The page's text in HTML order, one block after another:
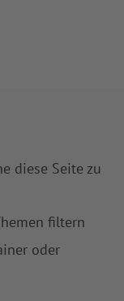
diese Seite zu
filtern
oder